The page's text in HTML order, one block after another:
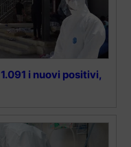
i nuovi positivi,